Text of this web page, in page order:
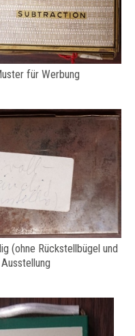
für Werbung
(ohne Rückstellbügel und